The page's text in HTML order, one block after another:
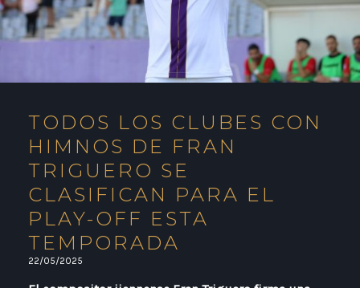
TODOS LOS CLUBES CON
HIMNOS DE FRAN
TRIGUERO SE
CLASIFICAN PARA EL
PLAY-OFF ESTA
TEMPORADA
22/05/2025